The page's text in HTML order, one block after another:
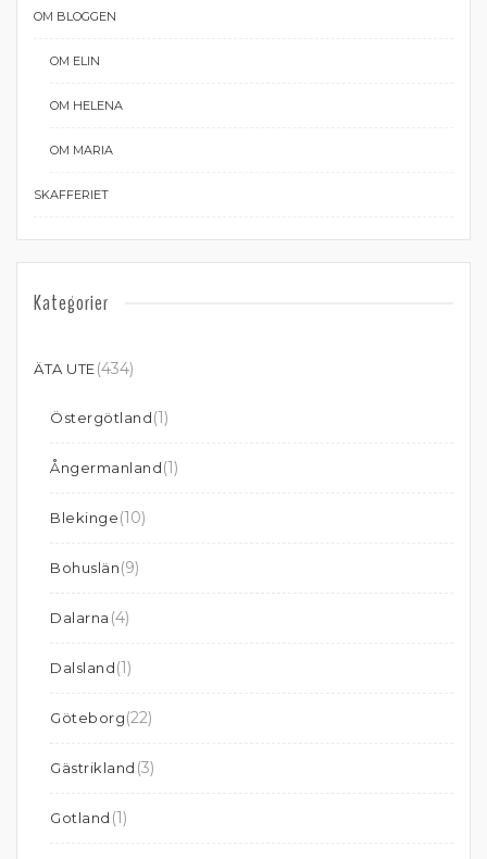
OM BLOGGEN
OM ELIN
OM HELENA
OM MARIA
SKAFFERIET
Kategorier
ÄTA UTE(434)
Östergötland(1)
Ångermanland(1)
Blekinge(10)
Bohuslän(9)
Dalarna (4)
Dalsland(1)
Göteborg(22)
Gästrikland (3)
Gotland (1)